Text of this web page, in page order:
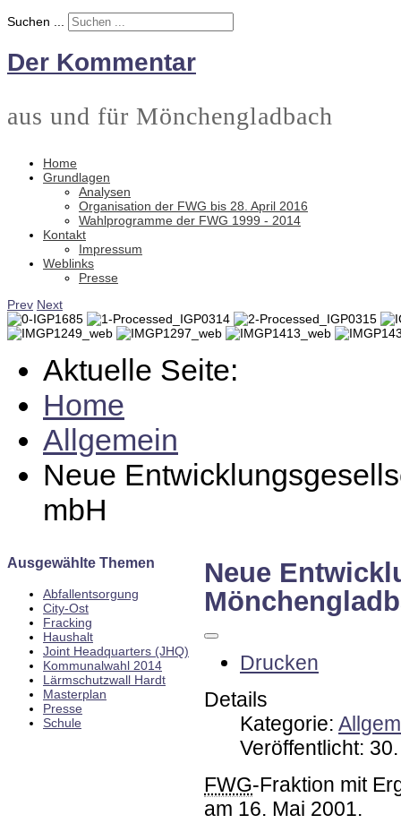
Suchen ...
Der Kommentar
aus und für Mönchengladbach
Home
Grundlagen
Analysen
Organisation der FWG bis 28. April 2016
Wahlprogramme der FWG 1999 - 2014
Kontakt
Impressum
Weblinks
Presse
Prev Next
Aktuelle Seite:
Home
Allgemein
Neue
mbH
Ausgewählte Themen
Abfallentsorgung
City-Ost
Fracking
Haushalt
Joint Headquarters (JHQ)
Kommunalwahl 2014
Lärmschutzwall Hardt
Masterplan
Presse
Schule
Neue
Drucken
Details
Kategorie:
Veröffentlicht:
FWG-Fraktion mit
am 16. Mai 2001.